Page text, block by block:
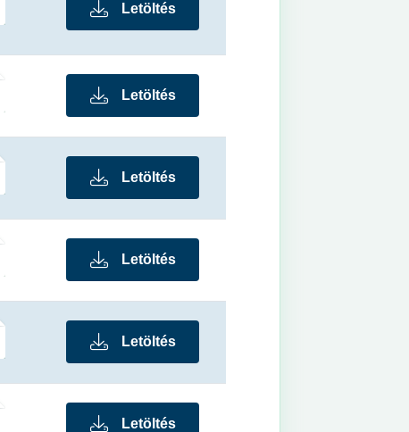
Letöltés
Letöltés
Letöltés
Letöltés
Letöltés
Letöltés